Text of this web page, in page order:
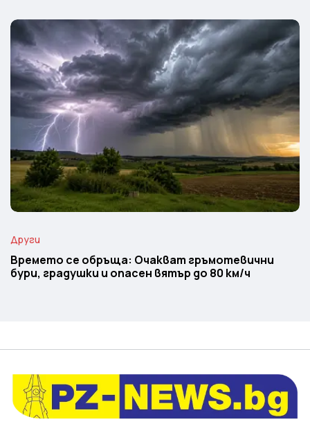
Други
Времето се обръща: Очакват гръмотевични
бури, градушки и опасен вятър до 80 км/ч